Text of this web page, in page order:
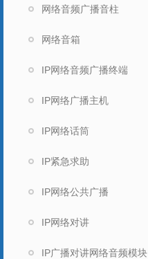
网络音频广播音柱
网络音箱
IP网络音频广播终端
IP网络广播主机
IP网络话筒
IP紧急求助
IP网络公共广播
IP网络对讲
IP广播对讲网络音频模块